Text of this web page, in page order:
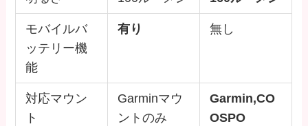
モバイルバ
ッテリー機
能
有り 無し
対応マウン
ト
Garminマウ
ントのみ
Garmin,CO
OSPO